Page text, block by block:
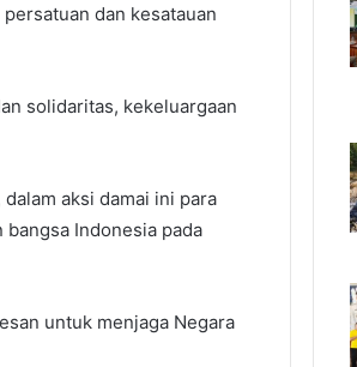
dan kesatauan
solidaritas, kekeluargaan
aksi damai ini para
Indonesia pada
untuk menjaga Negara